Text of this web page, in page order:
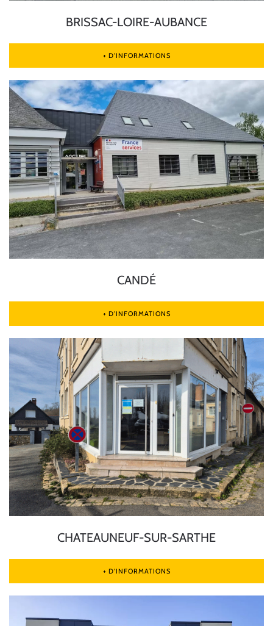
BRISSAC-LOIRE-AUBANCE
+ D'INFORMATIONS
CANDÉ
+ D'INFORMATIONS
CHATEAUNEUF-SUR-SARTHE
+ D'INFORMATIONS